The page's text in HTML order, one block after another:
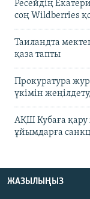
Ресейдің
соң Wildberries
Таиландта
қаза тапты
Прокуратура
үкімін
АҚШ Кубаға қару
ұйымдарға
ЖАЗЫЛЫҢЫЗ